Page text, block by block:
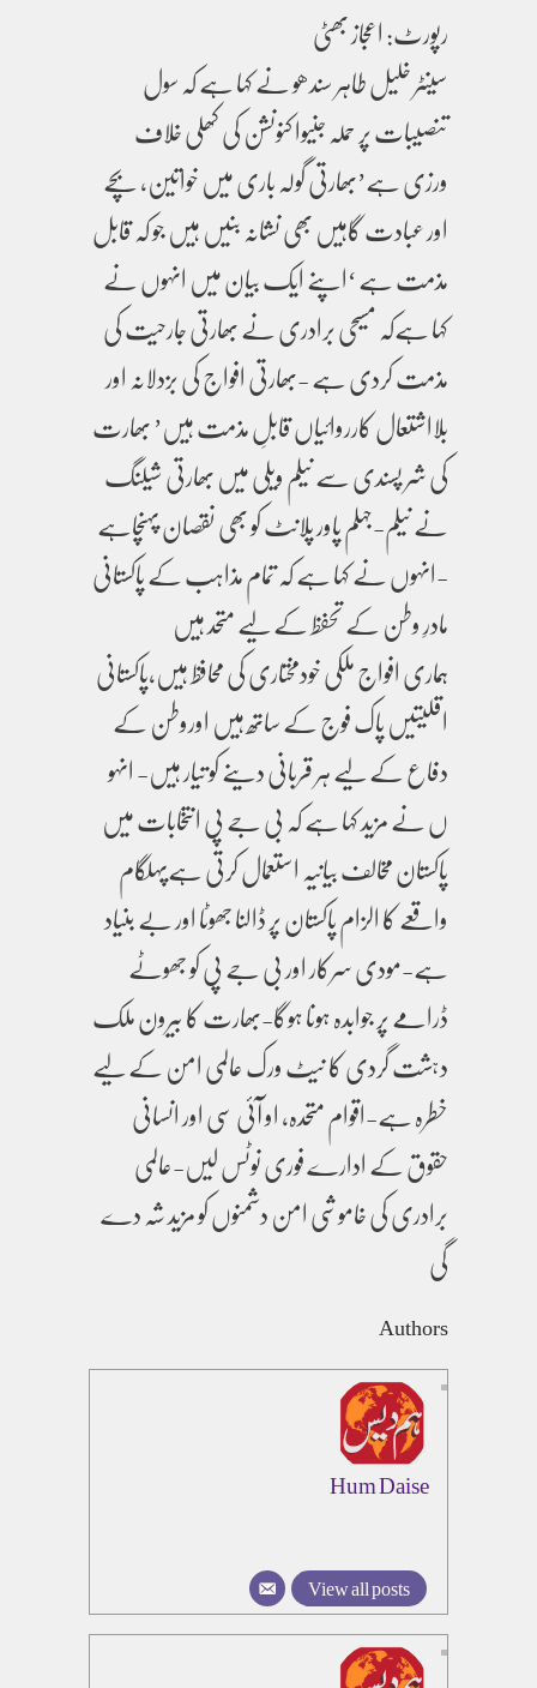
رپورٹ: اعجاز بھٹی
سینٹر خلیل طاہر سندھو نے کہا ہے کہ سول
تنصیبات پر حملہ جنیوا کنونشن کی کھلی خلاف
ورزی ہے’بھارتی گولہ باری میں خواتین، بچے
اور عبادت گاہیں بھی نشانہ بنیں ہیں جو کہ قابل
مذمت ہے ‘اپنے ایک بیان میں انہوں نے
کہا ہےکہ مسیحی برادری نے بھارتی جارحیت کی
مذمت کردی ہے -بھارتی افواج کی بزدلانہ اور
بلااشتعال کارروائیاں قابلِ مذمت ہیں’ بھارت
کی شر پسندی سے نیلم ویلی میں بھارتی شیلنگ
نے نیلم-جہلم پاور پلانٹ کو بھی نقصان پہنچاہے
-انہوں نے کہا ہے کہ تمام مذاہب کے پاکستانی
مادرِ وطن کے تحفظ کے لیے متحد ہیں
ہماری افواج ملکی خودمختاری کی محافظ ہیں،پاکستانی
اقلیتیں پاک فوج کے ساتھ ہیں اوروطن کے
دفاع کے لیے ہر قربانی دینے کو تیار ہیں- انہو
ں نے مزید کہا ہے کہ بی جے پی انتخابات میں
پاکستان مخالف بیانیہ استعمال کرتی ہےپہلگام
واقعے کا الزام پاکستان پر ڈالنا جھوٹا اور بے بنیاد
ہے-مودی سرکار اور بی جے پی کو جھوٹے
ڈرامے پر جوابدہ ہونا ہوگا-بھارت کا بیرون ملک
دہشت گردی کا نیٹ ورک عالمی امن کے لیے
خطرہ ہے-اقوام متحدہ، او آئی سی اور انسانی
حقوق کے ادارے فوری نوٹس لیں-عالمی
برادری کی خاموشی امن دشمنوں کو مزید شہ دے
گی
Authors
Hum Daise
View all posts